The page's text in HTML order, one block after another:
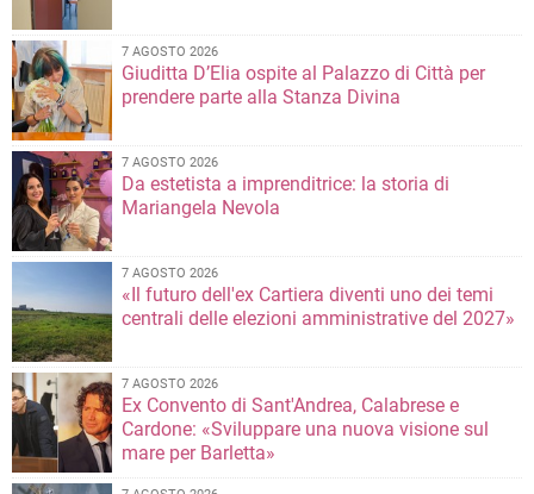
7 AGOSTO 2026
Giuditta D’Elia ospite al Palazzo di Città per
prendere parte alla Stanza Divina
7 AGOSTO 2026
Da estetista a imprenditrice: la storia di
Mariangela Nevola
7 AGOSTO 2026
«Il futuro dell'ex Cartiera diventi uno dei temi
centrali delle elezioni amministrative del 2027»
7 AGOSTO 2026
Ex Convento di Sant'Andrea, Calabrese e
Cardone: «Sviluppare una nuova visione sul
mare per Barletta»